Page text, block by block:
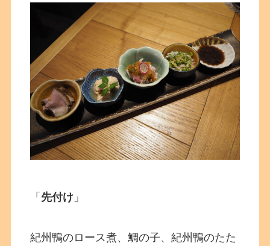
「 先付け 」
紀州鴨のロース煮、鯛の子、紀州鴨のたた